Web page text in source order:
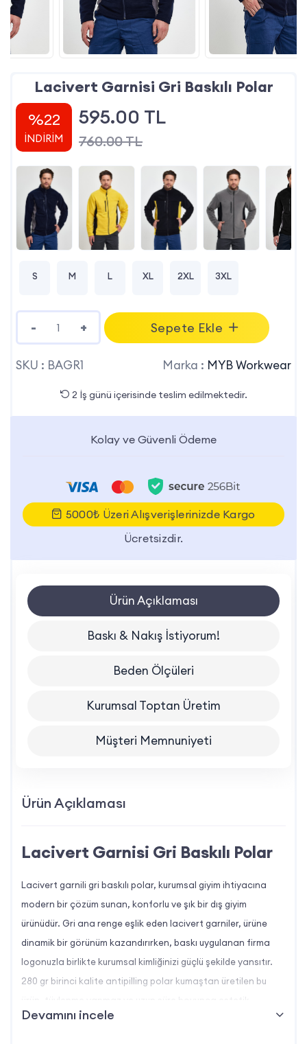
Lacivert Garnisi Gri Baskılı Polar
%22
İNDİRİM
595.00 TL
760.00 TL
S M L XL 2XL 3XL
- + Sepete Ekle
SKU : BAGR1 Marka : MYB Workwear
2 İş günü içerisinde teslim edilmektedir.
Kolay ve Güvenli Ödeme
5000₺ Üzeri Alışverişlerinizde Kargo
Ücretsizdir.
Ürün Açıklaması
Baskı & Nakış İstiyorum!
Beden Ölçüleri
Kurumsal Toptan Üretim
Müşteri Memnuniyeti
Ürün Açıklaması
Lacivert Garnisi Gri Baskılı Polar
Lacivert garnili gri baskılı polar, kurumsal giyim ihtiyacına
modern bir çözüm sunan, konforlu ve şık bir dış giyim
ürünüdür. Gri ana renge eşlik eden lacivert garniler, ürüne
dinamik bir görünüm kazandırırken, baskı uygulanan firma
logonuzla birlikte kurumsal kimliğinizi güçlü şekilde yansıtır.
280 gr birinci kalite antipilling polar kumaştan üretilen bu
görünümünü korur.
Devamını incele